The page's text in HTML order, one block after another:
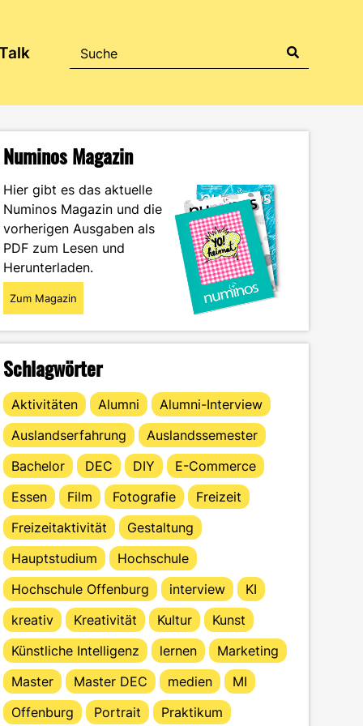
Numinos Magazin
Hier gibt es das aktuelle
Numinos Magazin und die
vorherigen Ausgaben als
PDF zum Lesen und
Herunterladen.
Zum Magazin
Schlagwörter
Aktivitäten Alumni
Alumni-Interview
Auslandserfahrung
Auslandssemester
Bachelor
DEC DIY
E-Commerce
Essen
Film Fotografie
Freizeit
Freizeitaktivität
Gestaltung
Hauptstudium
Hochschule
Hochschule Offenburg
interview
KI
kreativ
Kreativität Kultur
Kunst
Künstliche Intelligenz
lernen
Marketing
Master
Master DEC medien
MI
Offenburg
Portrait Praktikum